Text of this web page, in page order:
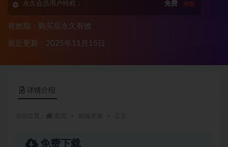
永久会员用户特权： 免费 推荐
有效期：购买后永久有效
最近更新：2025年11月15日
详情介绍
免费下载